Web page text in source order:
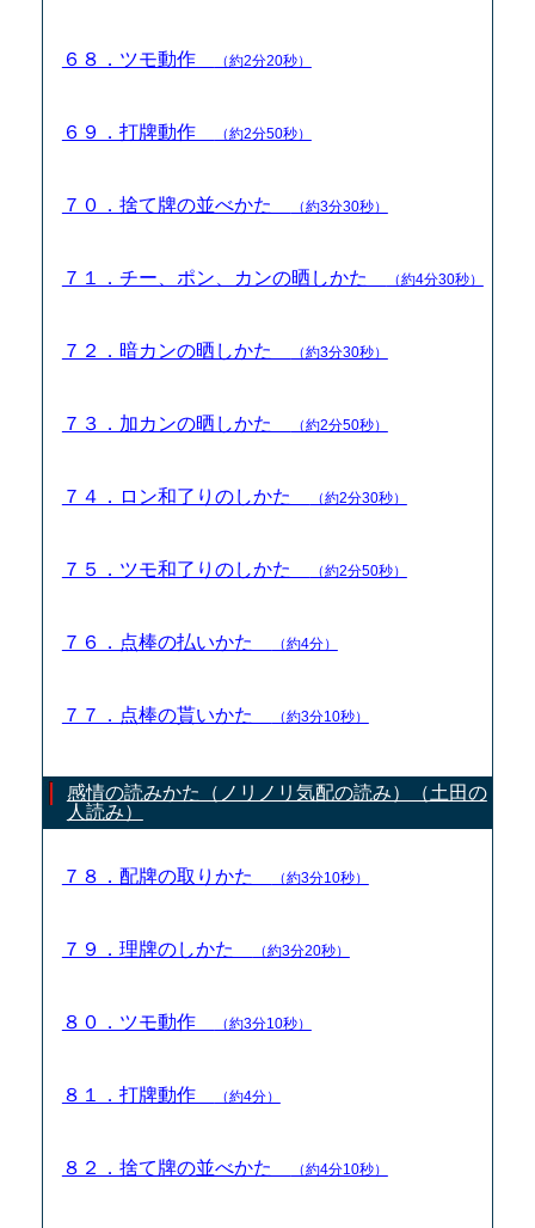
６８．ツモ動作 （約2分20秒）
６９．打牌動作 （約2分50秒）
７０．捨て牌の並べかた （約3分30秒）
７１．チー、ポン、カンの晒しかた （約4分30秒）
７２．暗カンの晒しかた （約3分30秒）
７３．加カンの晒しかた （約2分50秒）
７４．ロン和了りのしかた （約2分30秒）
７５．ツモ和了りのしかた （約2分50秒）
７６．点棒の払いかた （約4分）
７７．点棒の貰いかた （約3分10秒）
感情の読みかた（ノリノリ気配の読み）（土田の
人読み）
７８．配牌の取りかた （約3分10秒）
７９．理牌のしかた （約3分20秒）
８０．ツモ動作 （約3分10秒）
８１．打牌動作 （約4分）
８２．捨て牌の並べかた （約4分10秒）